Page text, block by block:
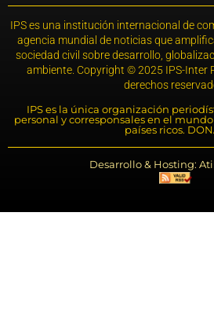
IPS es una institución internacional de
agencia mundial de noticias que
sociedad civil sobre desarrollo,
ambiente. Copyright © 2025 IPS-Inter
derechos
IPS es la única organización
personal y corresponsales en el
países ricos.
Desarrollo & Hosting: